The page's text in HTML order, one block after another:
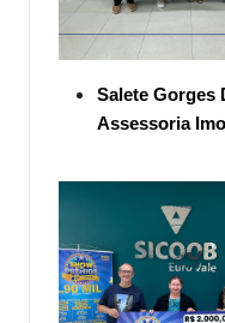
Salete Gorges
Assessoria